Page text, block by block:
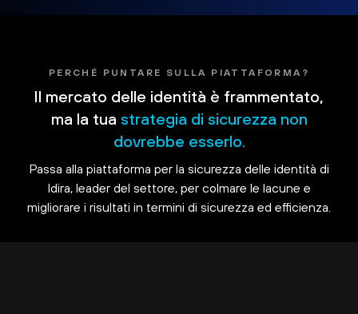
PERCHÉ PUNTARE SULLA PIATTAFORMA?
Il mercato delle identità è frammentato,
ma la tua strategia di sicurezza non
dovrebbe esserlo.
Passa alla piattaforma per la sicurezza delle identità di
Idira, leader del settore, per colmare le lacune e
migliorare i risultati in termini di sicurezza ed efficienza.